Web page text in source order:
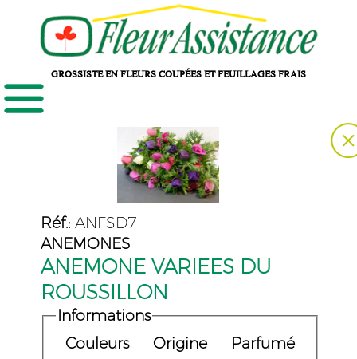
GROSSISTE EN FLEURS COUPÉES ET FEUILLAGES FRAIS
Réf.: ANFSD7
ANEMONES
ANEMONE VARIEES DU
ROUSSILLON
Informations
Couleurs
Origine
Parfumé